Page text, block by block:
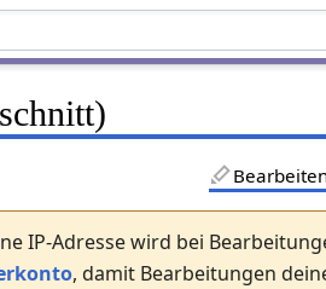
IP-Adresse wird bei
, damit Bearbeitungen